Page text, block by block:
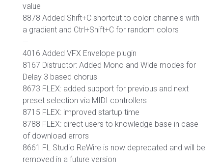
value
8878 Added Shift+C shortcut to color channels with
a gradient and Ctrl+Shift+C for random colors
—
4016 Added VFX Envelope plugin
8167 Distructor: Added Mono and Wide modes for
Delay 3 based chorus
8673 FLEX: added support for previous and next
preset selection via MIDI controllers
8715 FLEX: improved startup time
8788 FLEX: direct users to knowledge base in case
of download errors
8661 FL Studio ReWire is now deprecated and will be
removed in a future version